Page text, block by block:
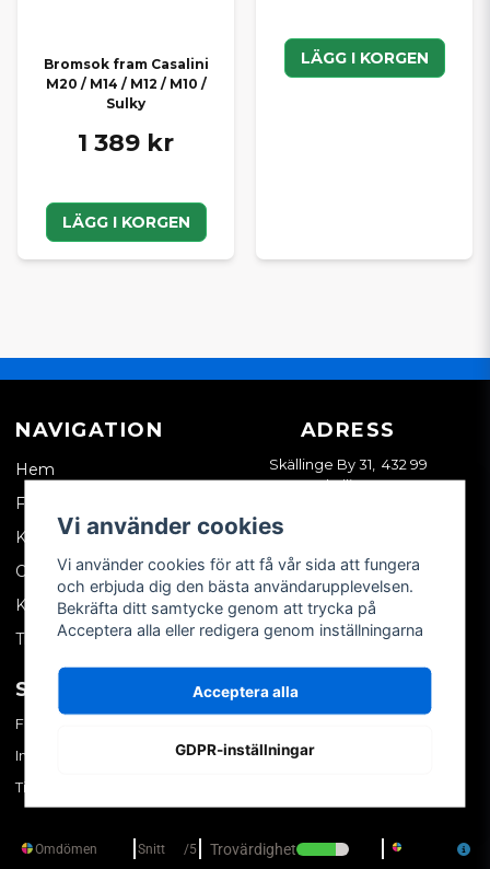
Bromsok fram Casalini
M20 / M14 / M12 / M10 /
Sulky
1 389 kr
LÄGG I KORGEN
LÄGG I KORGEN
NAVIGATION
Hem
Företagskund
Kontakta oss
Om oss
Köpvillkor
Tips & trix
ADRESS
Skällinge By 31, 432 99
Skällinge
SOCIALA MEDIER
Facebook
Instagram
TikTok
MITT KONTO
Skapa konto
Vi använder cookies
Vi använder cookies för att få vår sida att fungera
och erbjuda dig den bästa användarupplevelsen.
Bekräfta ditt samtycke genom att trycka på
Acceptera alla eller redigera genom inställningarna
Acceptera alla
GDPR-inställningar